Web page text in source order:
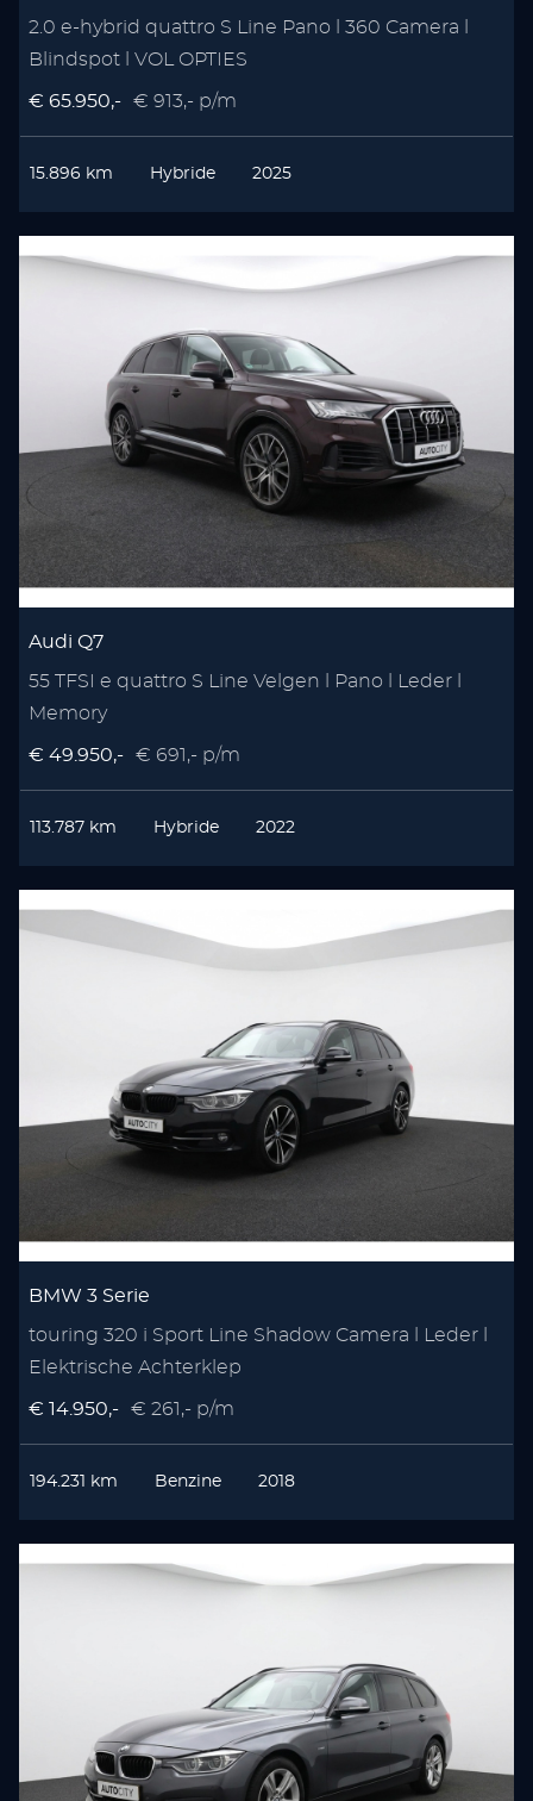
2.0 e-hybrid quattro S Line Pano l 360 Camera l
Blindspot l VOL OPTIES
€ 65.950,- € 913,- p/m
15.896 km Hybride 2025
Audi Q7
55 TFSI e quattro S Line Velgen l Pano l Leder l
Memory
€ 49.950,- € 691,- p/m
113.787 km Hybride 2022
BMW 3 Serie
touring 320 i Sport Line Shadow Camera l Leder l
Elektrische Achterklep
€ 14.950,- € 261,- p/m
194.231 km Benzine 2018